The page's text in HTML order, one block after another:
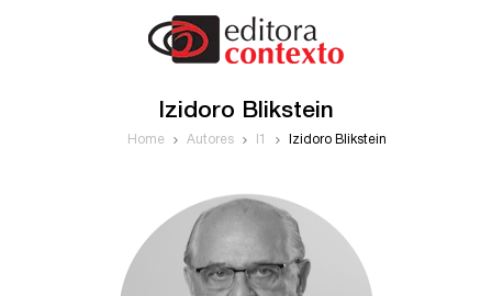
Izidoro Blikstein
Home Autores I1 Izidoro Blikstein